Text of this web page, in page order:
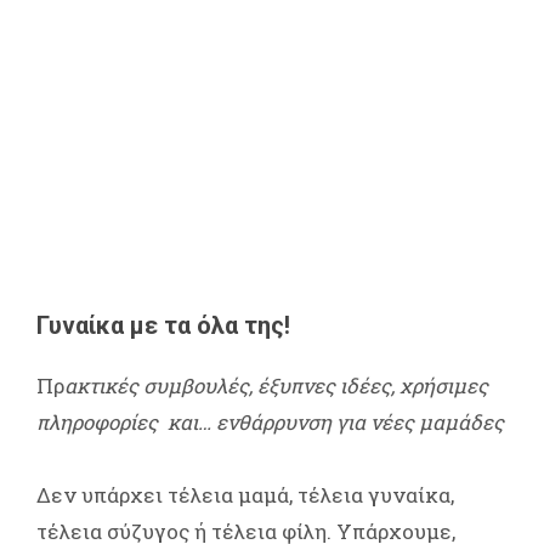
Γυναίκα με τα όλα της!
Πρακτικές συμβουλές, έξυπνες ιδέες, χρήσιμες
πληροφορίες και… ενθάρρυνση για νέες μαμάδες
Δεν υπάρχει τέλεια μαμά, τέλεια γυναίκα,
τέλεια σύζυγος ή τέλεια φίλη. Υπάρχουμε,